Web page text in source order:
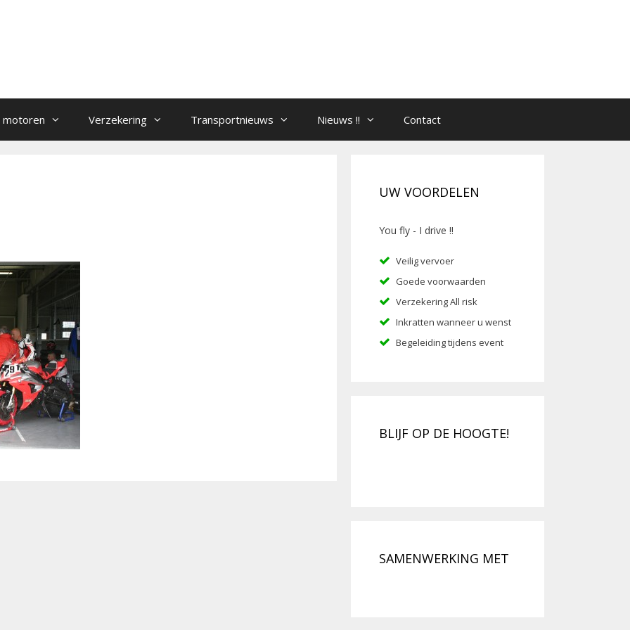
Verzekering Transportnieuws Nieuws !! Contact
UW VOORDELEN
You fly - I drive !!
Veilig vervoer
Goede voorwaarden
Verzekering All risk
Inkratten wanneer u wenst
Begeleiding tijdens event
BLIJF OP DE HOOGTE!
SAMENWERKING MET